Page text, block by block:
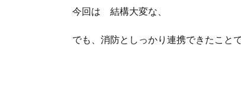
今回は 結構大変な、
でも、消防としっかり連携できたこ